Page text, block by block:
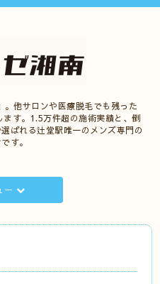
他サロンや医療脱毛でも残った
ます。1.5万件超の施術実績と、倒
ばれる辻堂駅唯一のメンズ専門の
す。
ー